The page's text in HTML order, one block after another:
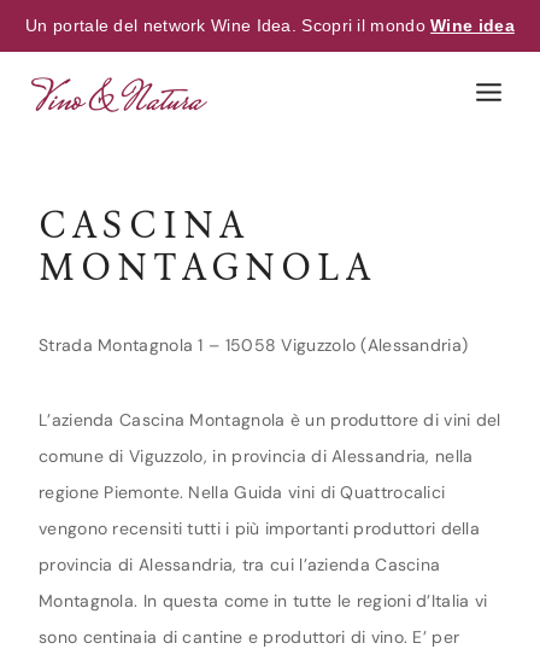
Un portale del network Wine Idea. Scopri il mondoWine idea
CASCINA
MONTAGNOLA
Strada Montagnola 1 – 15058 Viguzzolo (Alessandria)
L’azienda Cascina Montagnola è un produttore di vini del
comune di Viguzzolo, in provincia di Alessandria, nella
regione Piemonte. Nella Guida vini di Quattrocalici
vengono recensiti tutti i più importanti produttori della
provincia di Alessandria, tra cui l’azienda Cascina
Montagnola. In questa come in tutte le regioni d’Italia vi
sono centinaia di cantine e produttori di vino. E’ per